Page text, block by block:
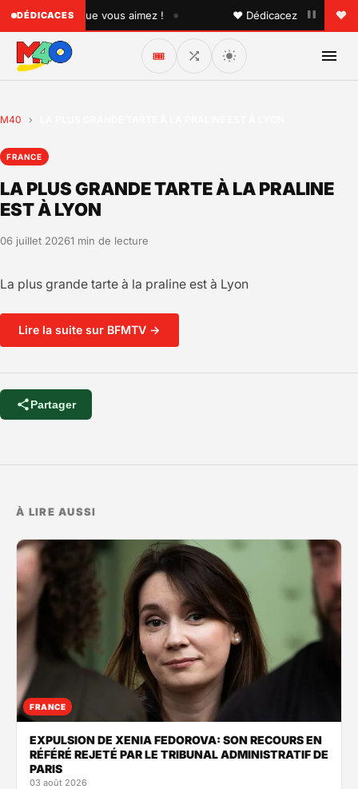
DÉDICACES
quelqu'un que vous aimez ! • ♥ Dédicacez un titre à
🎟️
M40 ›
FRANCE
LA PLUS GRANDE TARTE À LA PRALINE
EST À LYON
06 juillet 20261 min de lecture
La plus grande tarte à la praline est à Lyon
Lire la suite sur BFMTV →
Partager
À LIRE AUSSI
FRANCE
EXPULSION DE XENIA FEDOROVA: SON RECOURS EN
RÉFÉRÉ REJETÉ PAR LE TRIBUNAL ADMINISTRATIF DE
PARIS
03 août 2026